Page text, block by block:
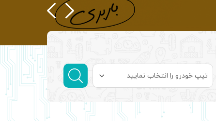
تیپ خودرو را انتخاب نمایید